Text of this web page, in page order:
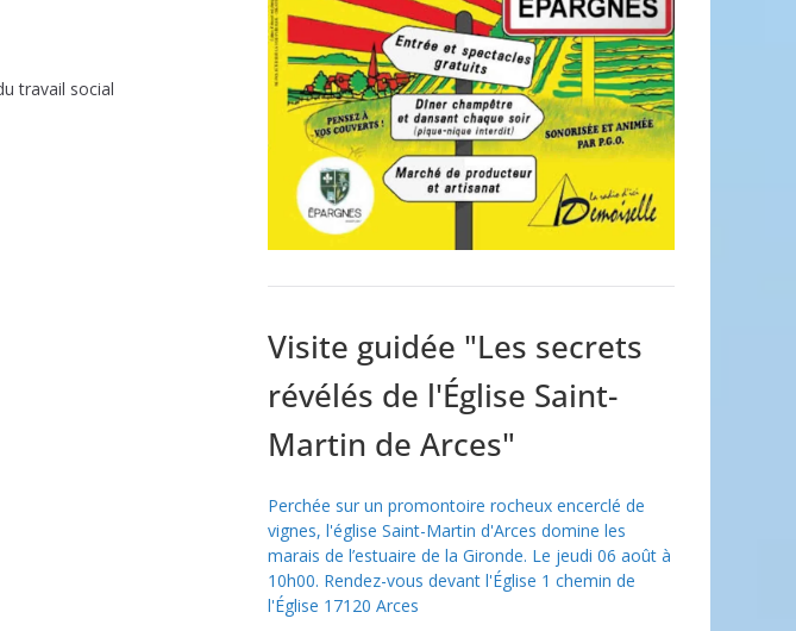
travail social
Visite guidée "Les secrets
révélés de l'Église Saint-
Martin de Arces"
Perchée sur un promontoire rocheux encerclé de
vignes, l'église Saint-Martin d'Arces domine les
marais de l’estuaire de la Gironde. Le jeudi 06 août à
10h00. Rendez-vous devant l'Église 1 chemin de
l'Église 17120 Arces